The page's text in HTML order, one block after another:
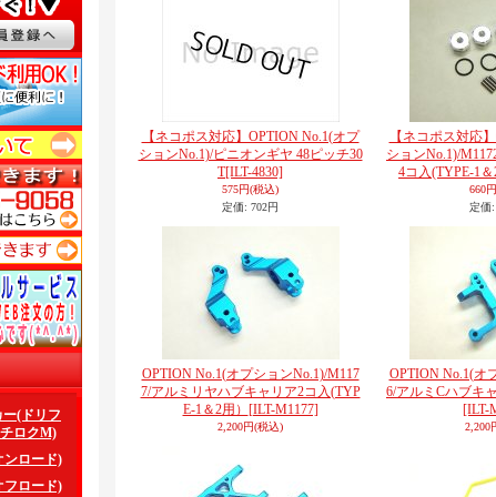
(ドリフ
ロクM)
ンロード)
フロード)
【ネコポス対応】OPTION No.1(オプ
ションNo.1)/ピニオンギヤ 48ピッチ30
T[ILT-4830]
575円(税込)
定価: 702円
【ネコポス対応
ションNo.1)/
4コ入(TYPE-1＆
660円
定価:
OPTION No.1(オプションNo.1)/M117
7/アルミリヤハブキャリア2コ入(TYP
E-1＆2用） [ILT-M1177]
2,200円(税込)
OPTION No.1(オ
6/アルミCハブキ
[ILT-
2,200